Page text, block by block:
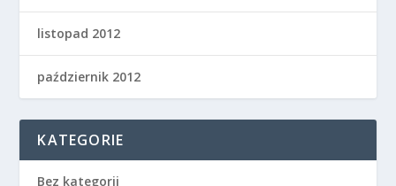
listopad 2012
październik 2012
KATEGORIE
Bez kategorii